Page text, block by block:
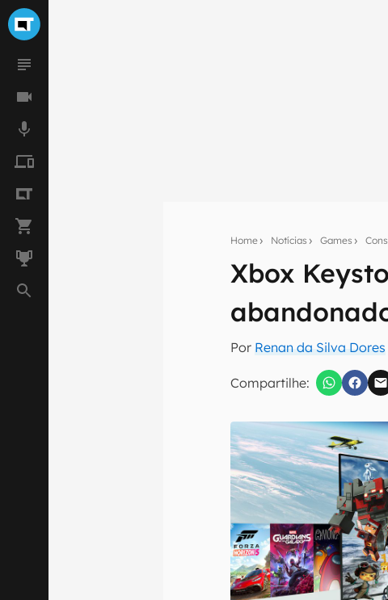
Home Notícias Games
Xbox
Por Renan da Silva Dores
Compartilhe:
Seu
Assine a newsletter
Confirmo que li,